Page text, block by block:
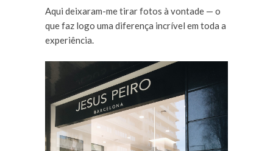
Aqui deixaram-me tirar fotos à vontade — o
que faz logo uma diferença incrível em toda a
experiência.